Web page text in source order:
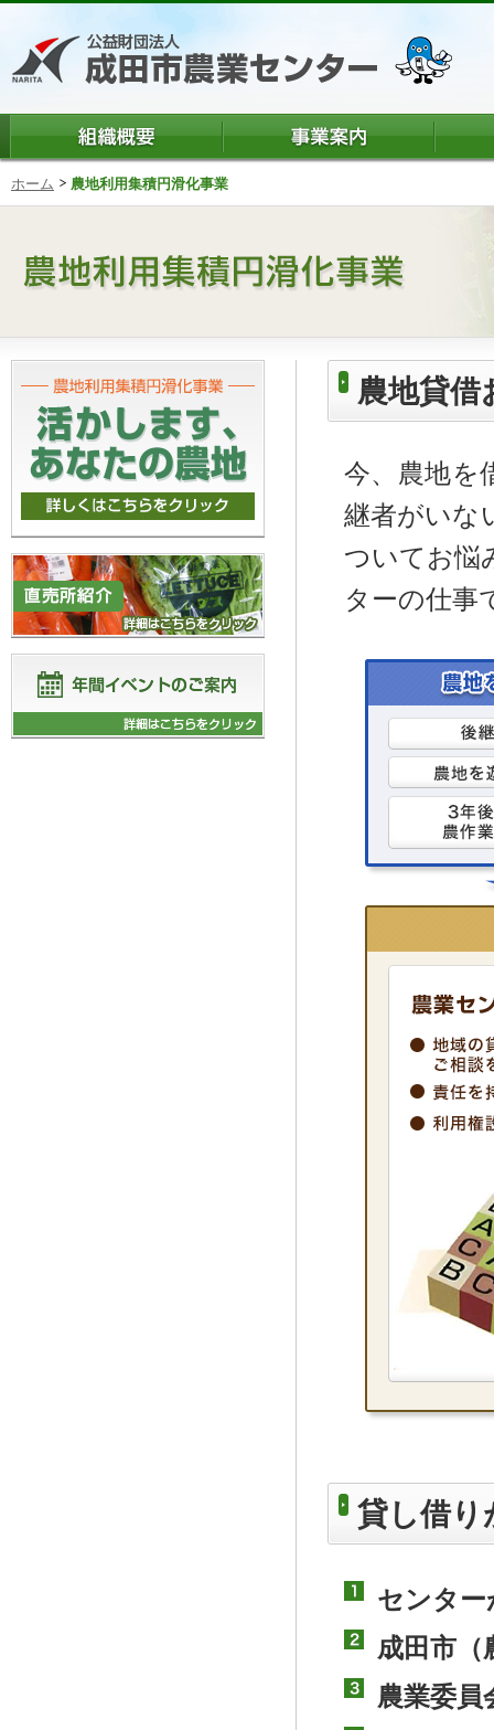
ホーム 農地利用集積円滑化事業
農地貸
今、農地を
継者がいな
ついてお悩
ターの仕事
貸し借り
センター
成田市（
農業委員